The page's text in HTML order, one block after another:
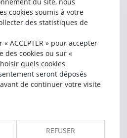
DESBIENS
36
Retour
légalesPlan du site
cookies soumis à votre
des statistiques de
ACCEPTER » pour accepter
des cookies ou sur «
quels cookies
seront déposés
de continuer votre visite
REFUSER